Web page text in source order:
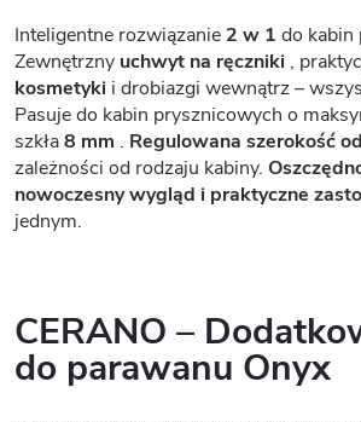
Inteligentne rozwiązanie 2 w 1 do kabin
Zewnętrzny uchwyt na ręczniki ,
kosmetyki i drobiazgi wewnątrz –
Pasuje do kabin prysznicowych o
szkła8 mm . Regulowana szerokość
zależności od rodzaju kabiny.
nowoczesny wygląd i praktyczne
jednym.
CERANO –
do parawanu Onyx